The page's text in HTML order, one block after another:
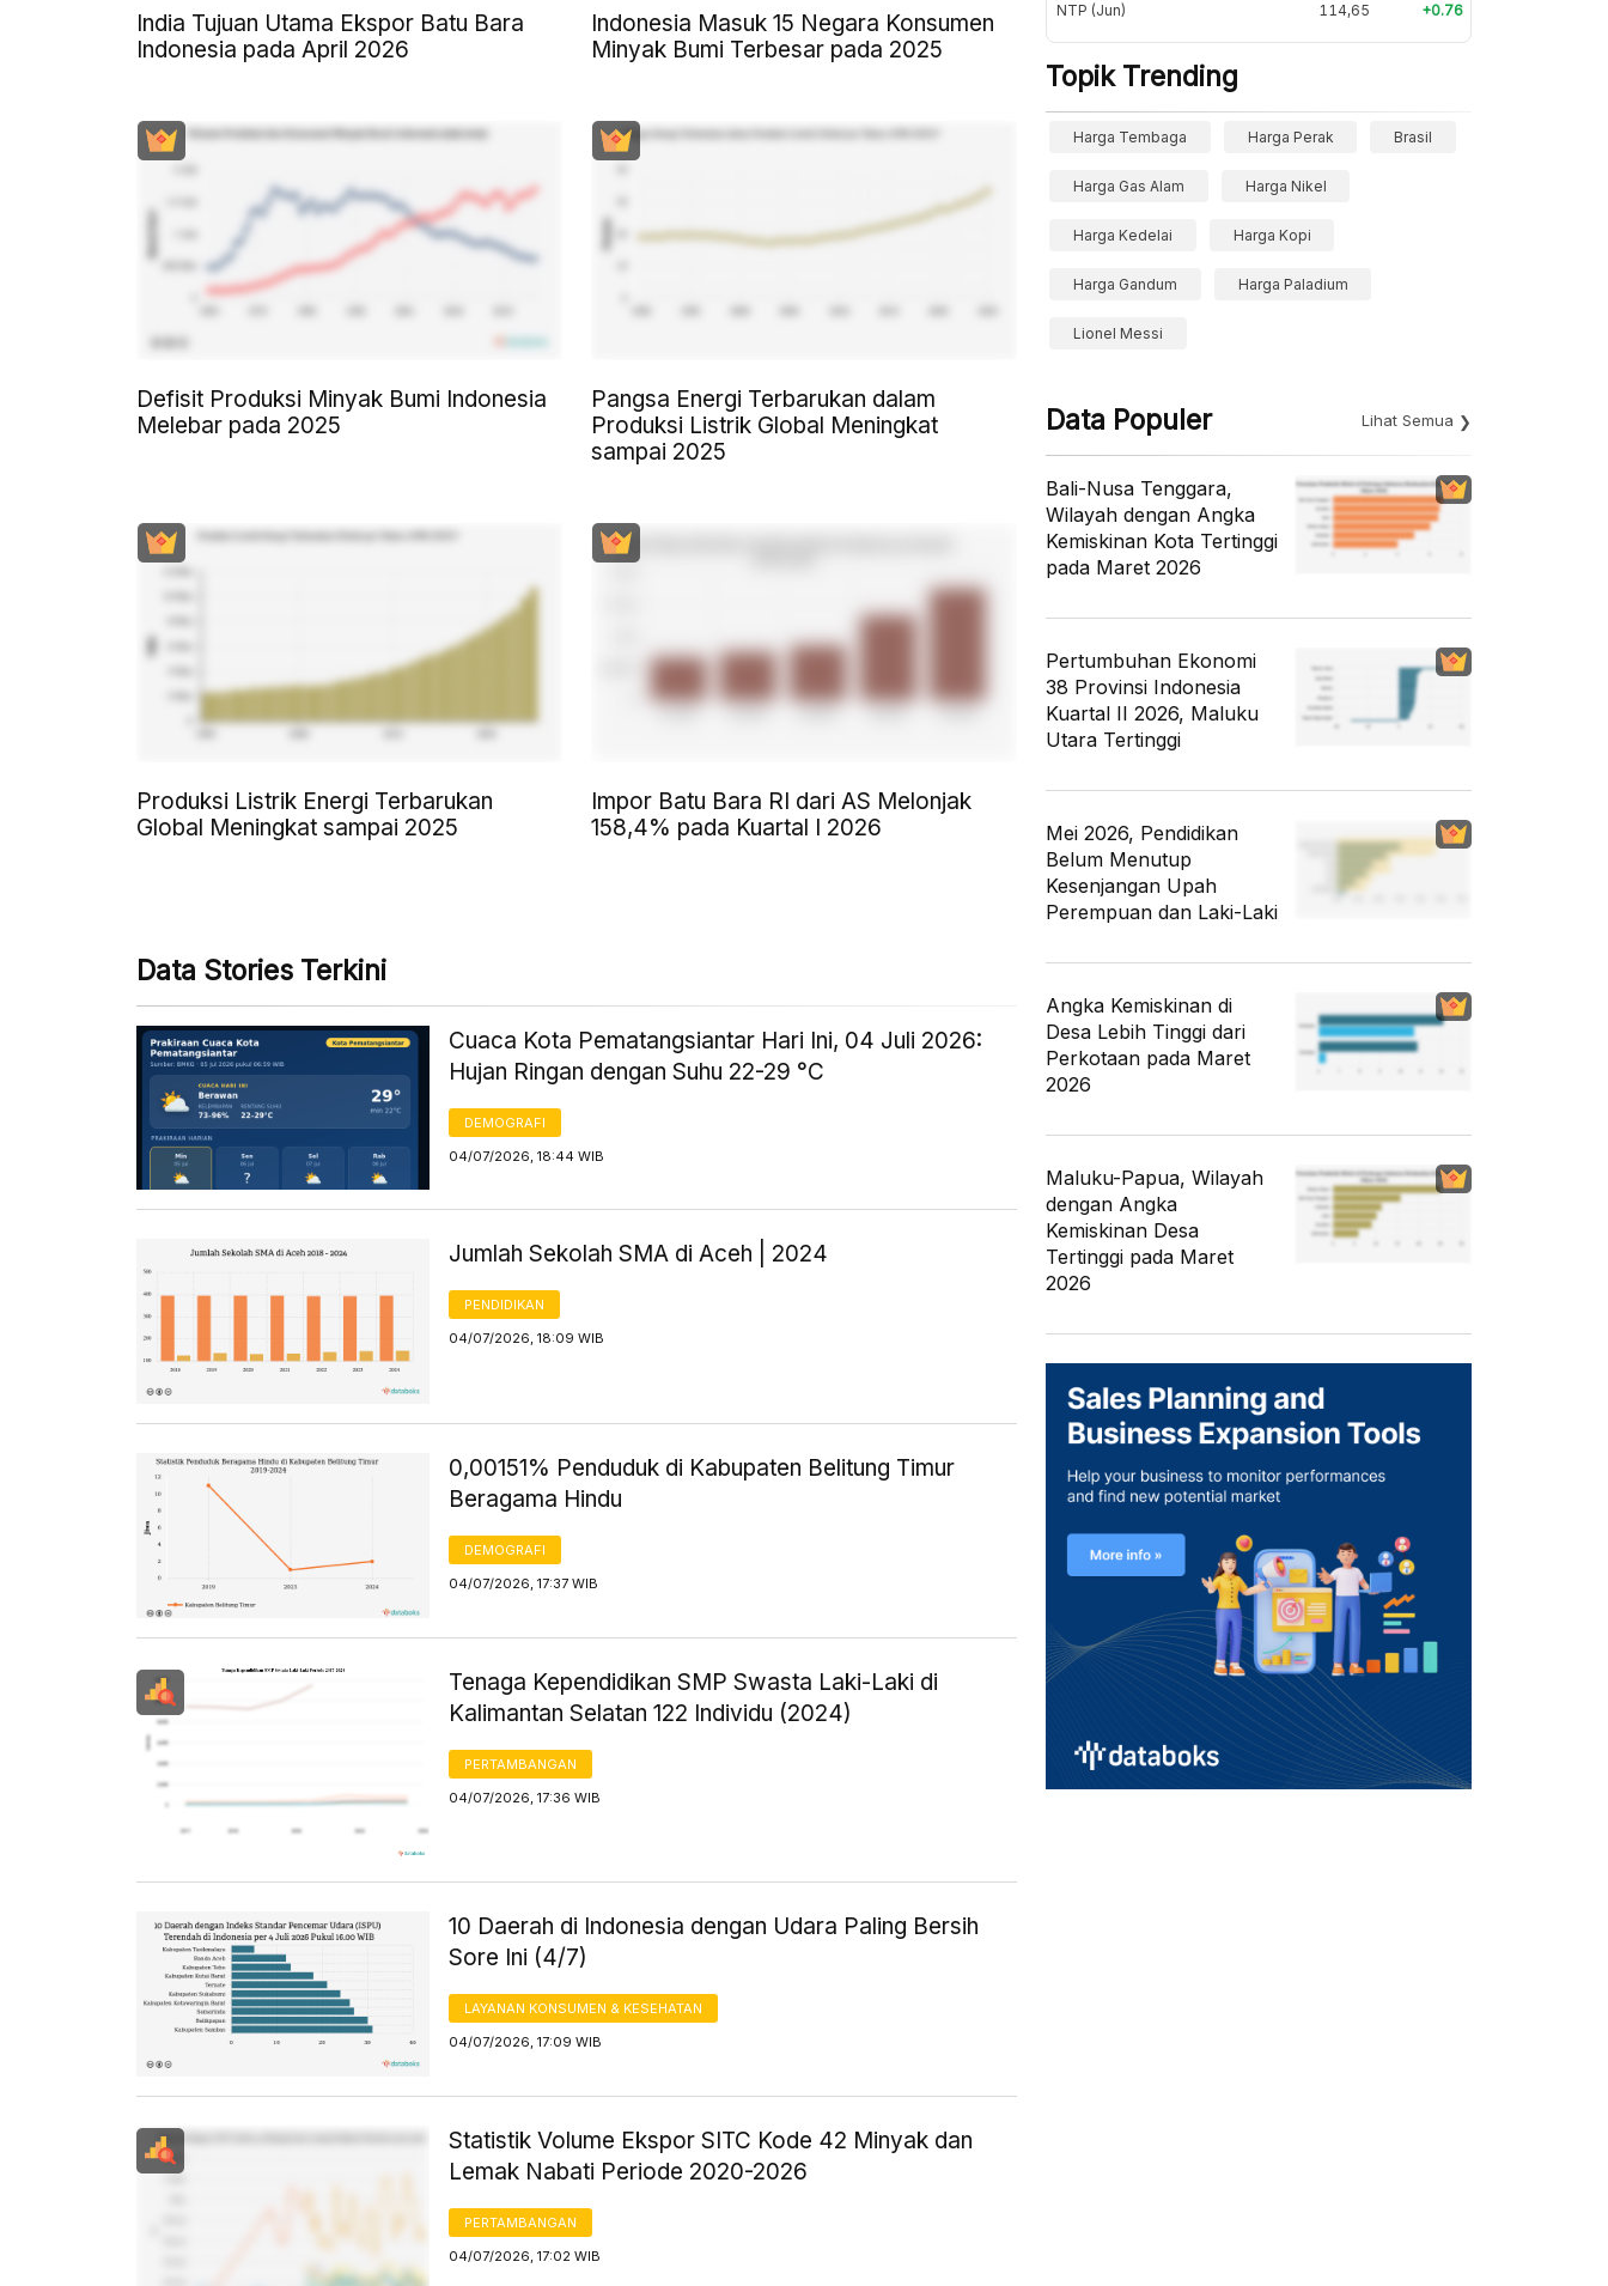
India Tujuan Utama Ekspor Batu Bara
Indonesia pada April 2026
Indonesia Masuk 15 Negara Konsumen
Minyak Bumi Terbesar pada 2025
Defisit Produksi Minyak Bumi Indonesia
Melebar pada 2025
Pangsa Energi Terbarukan dalam
Produksi Listrik Global Meningkat
sampai 2025
Produksi Listrik Energi Terbarukan
Global Meningkat sampai 2025
Impor Batu Bara RI dari AS Melonjak
158,4% pada Kuartal I 2026
Data Stories Terkini
Cuaca Kota Pematangsiantar Hari Ini, 04 Juli 2026:
Hujan Ringan dengan Suhu 22-29 °C
DEMOGRAFI
04/07/2026, 18:44 WIB
Jumlah Sekolah SMA di Aceh | 2024
PENDIDIKAN
04/07/2026, 18:09 WIB
0,00151% Penduduk di Kabupaten Belitung Timur
Beragama Hindu
DEMOGRAFI
04/07/2026, 17:37 WIB
Tenaga Kependidikan SMP Swasta Laki-Laki di
Kalimantan Selatan 122 Individu (2024)
PERTAMBANGAN
04/07/2026, 17:36 WIB
10 Daerah di Indonesia dengan Udara Paling Bersih
Sore Ini (4/7)
LAYANAN KONSUMEN & KESEHATAN
04/07/2026, 17:09 WIB
Statistik Volume Ekspor SITC Kode 42 Minyak dan
Lemak Nabati Periode 2020-2026
PERTAMBANGAN
04/07/2026, 17:02 WIB
NTP (Jun) 114,65 +0.76
Topik Trending
Harga Tembaga Harga Perak Brasil
Harga Gas Alam Harga Nikel
Harga Kedelai Harga Kopi
Harga Gandum Harga Paladium
Lionel Messi
Data Populer Lihat Semua
Bali-Nusa Tenggara,
Wilayah dengan Angka
Kemiskinan Kota Tertinggi
pada Maret 2026
Pertumbuhan Ekonomi
38 Provinsi Indonesia
Kuartal II 2026, Maluku
Utara Tertinggi
Mei 2026, Pendidikan
Belum Menutup
Kesenjangan Upah
Perempuan dan Laki-Laki
Angka Kemiskinan di
Desa Lebih Tinggi dari
Perkotaan pada Maret
2026
Maluku-Papua, Wilayah
dengan Angka
Kemiskinan Desa
Tertinggi pada Maret
2026